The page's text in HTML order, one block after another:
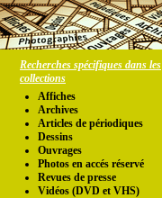
Recherches spécifiques dans les
collections
Affiches
Archives
Articles de périodiques
Dessins
Ouvrages
Photos en accés réservé
Revues de presse
Vidéos (DVD et VHS)